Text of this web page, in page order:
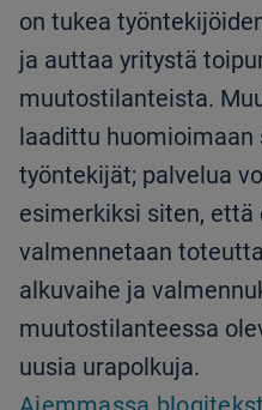
on tukea
ja auttaa yritystä
muutostilanteista.
laadittu huomioimaan
työntekijät; palvelua
esimerkiksi siten, että
valmennetaan
alkuvaihe ja
muutostilanteessa
uusia urapolkuja.